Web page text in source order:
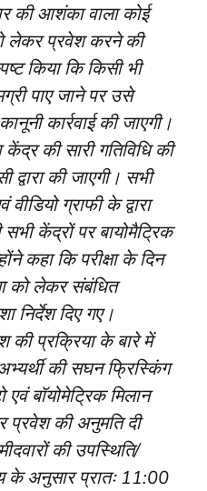
की आशंका वाला कोई
लेकर प्रवेश करने की
किया कि किसी भी
पाए जाने पर उसे
कार्रवाई की जाएगी।
केंद्र की सारी गतिविधि की
द्वारा की जाएगी। सभी
वीडियो ग्राफी के द्वारा
सभी केंद्रों पर बायोमैट्रिक
कहा कि परीक्षा के दिन
को लेकर संबंधित
निर्देश दिए गए।
की प्रक्रिया के बारे में
की सघन फ्रिस्किंग
बॉयोमेट्रिक मिलान
प्रवेश की अनुमति दी
की उपस्थिति/
के अनुसार प्रातः 11:00